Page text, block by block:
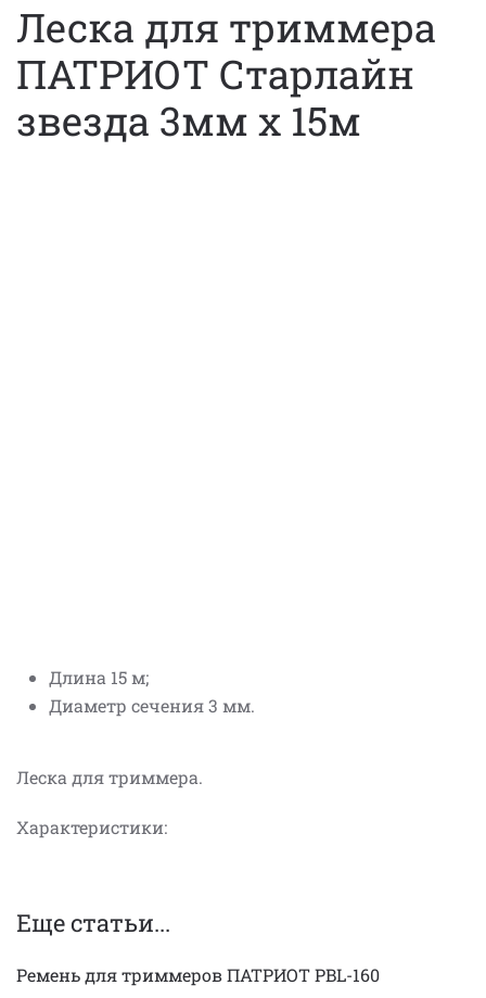
Леска для триммера
ПАТРИОТ Старлайн
звезда 3мм х 15м
Длина 15 м;
Диаметр сечения 3 мм.
Леска для триммера.
Характеристики:
Еще статьи...
Ремень для триммеров ПАТРИОТ PBL-160